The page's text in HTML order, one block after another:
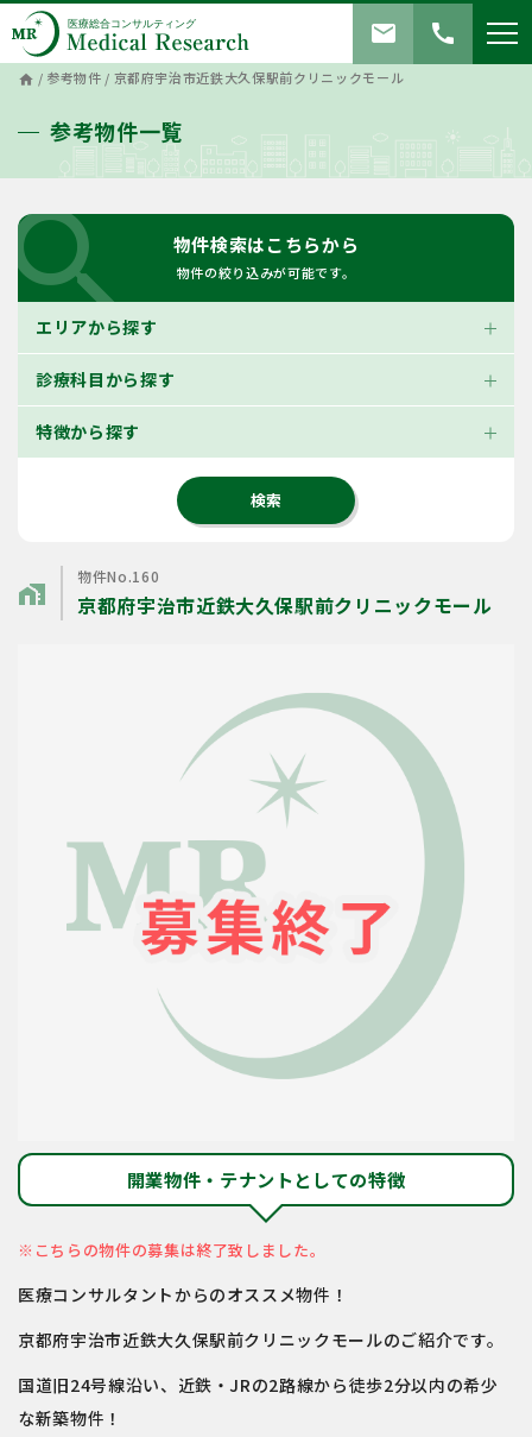
call
mail
home / 参考物件 / 京都府宇治市近鉄大久保駅前クリニックモール
参考物件一覧
物件検索はこちらから
物件の絞り込みが可能です。
エリアから探す
診療科目から探す
特徴から探す
home_work
物件No.160
京都府宇治市近鉄大久保駅前クリニックモール
開業物件・テナントとしての特徴
※こちらの物件の募集は終了致しました。
医療コンサルタントからのオススメ物件！
京都府宇治市近鉄大久保駅前クリニックモールのご紹介です。
国道旧24号線沿い、近鉄・JRの2路線から徒歩2分以内の希少
な新築物件！